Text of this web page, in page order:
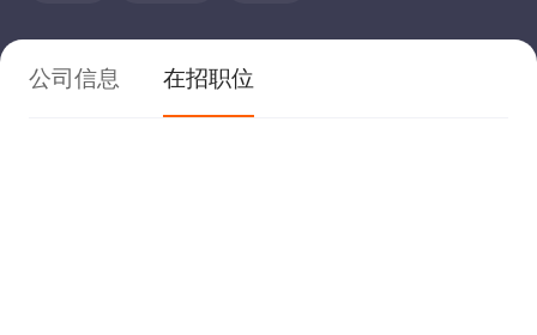
公司信息 在招职位